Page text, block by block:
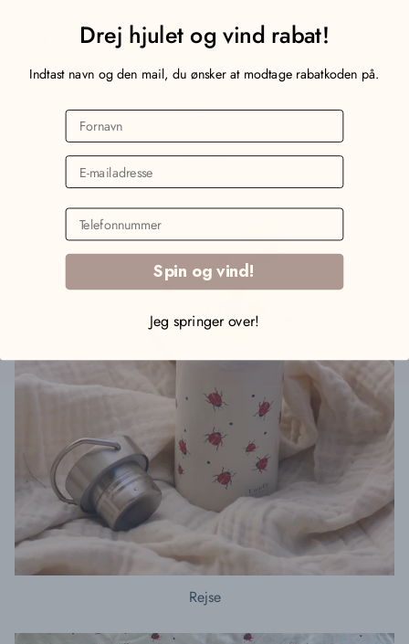
Sovetid
Rejse
Drej hjulet og vind rabat!
Indtast navn og den mail, du ønsker at modtage rabatkoden på.
Fornavn
Email
Telefonnummer
Spin og vind!
Jeg springer over!